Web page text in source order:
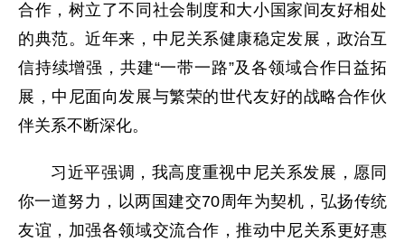
合作，树立了不同社会制度和大小国家间友好相处
的典范。近年来，中尼关系健康稳定发展，政治互
信持续增强，共建“一带一路”及各领域合作日益拓
展，中尼面向发展与繁荣的世代友好的战略合作伙
伴关系不断深化。
习近平强调，我高度重视中尼关系发展，愿同
你一道努力，以两国建交70周年为契机，弘扬传统
友谊，加强各领域交流合作，推动中尼关系更好惠